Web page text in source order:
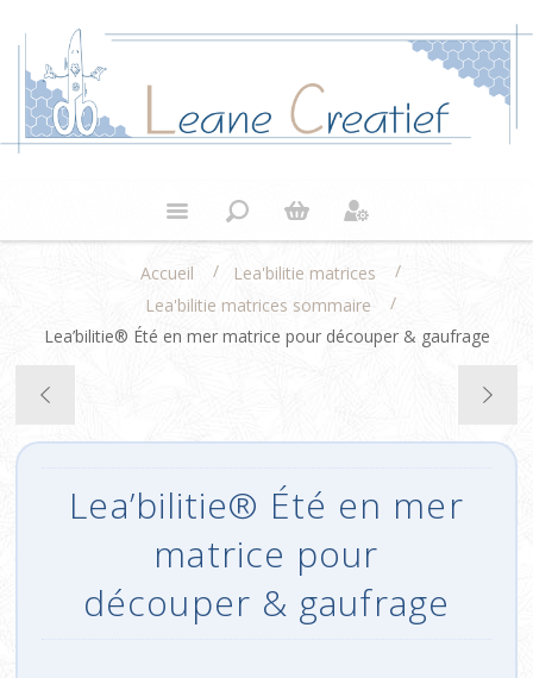
Accueil / Lea'bilitie matrices
/
Lea'bilitie matrices sommaire
/
Lea’bilitie® Été en mer matrice pour découper & gaufrage
Lea’bilitie® Été en mer
matrice pour
découper & gaufrage